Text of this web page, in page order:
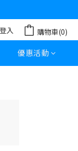
入 購物車(0)
優惠活動